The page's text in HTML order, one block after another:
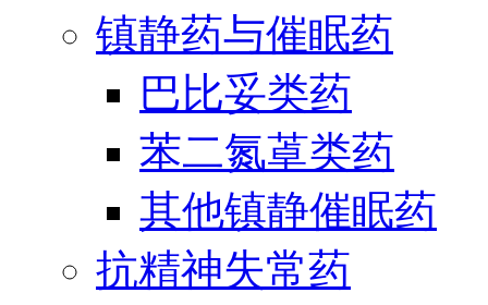
镇静药与催眠药
巴比妥类药
苯二氮䓬类药
其他镇静催眠药
抗精神失常药